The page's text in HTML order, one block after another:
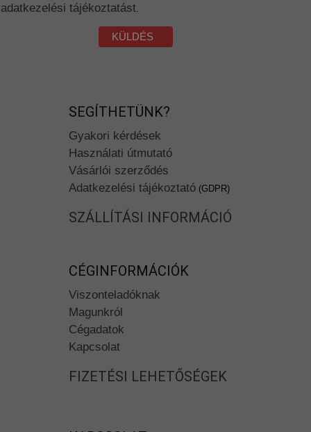
adatkezelési tájékoztatást
KÜLDÉS
SEGÍTHETÜNK?
Gyakori kérdések
Használati útmutató
Vásárlói szerződés
Adatkezelési tájékoztató (GDPR)
SZÁLLÍTÁSI INFORMÁCIÓ
CÉGINFORMÁCIÓK
Viszonteladóknak
Magunkról
Cégadatok
Kapcsolat
FIZETÉSI LEHETŐSÉGEK